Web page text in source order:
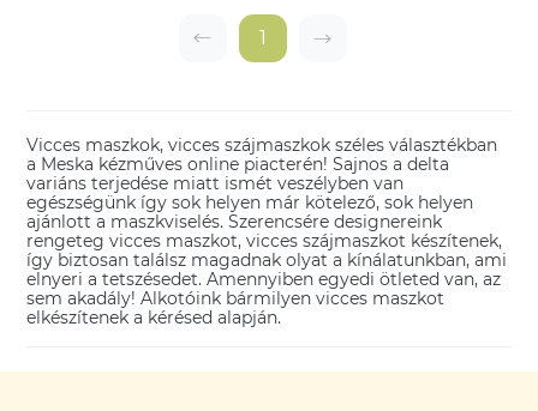
1
Vicces maszkok, vicces szájmaszkok széles választékban
a Meska kézműves online piacterén! Sajnos a delta
variáns terjedése miatt ismét veszélyben van
egészségünk így sok helyen már kötelező, sok helyen
ajánlott a maszkviselés. Szerencsére designereink
rengeteg vicces maszkot, vicces szájmaszkot készítenek,
így biztosan találsz magadnak olyat a kínálatunkban, ami
elnyeri a tetszésedet. Amennyiben egyedi ötleted van, az
sem akadály! Alkotóink bármilyen vicces maszkot
elkészítenek a kérésed alapján.